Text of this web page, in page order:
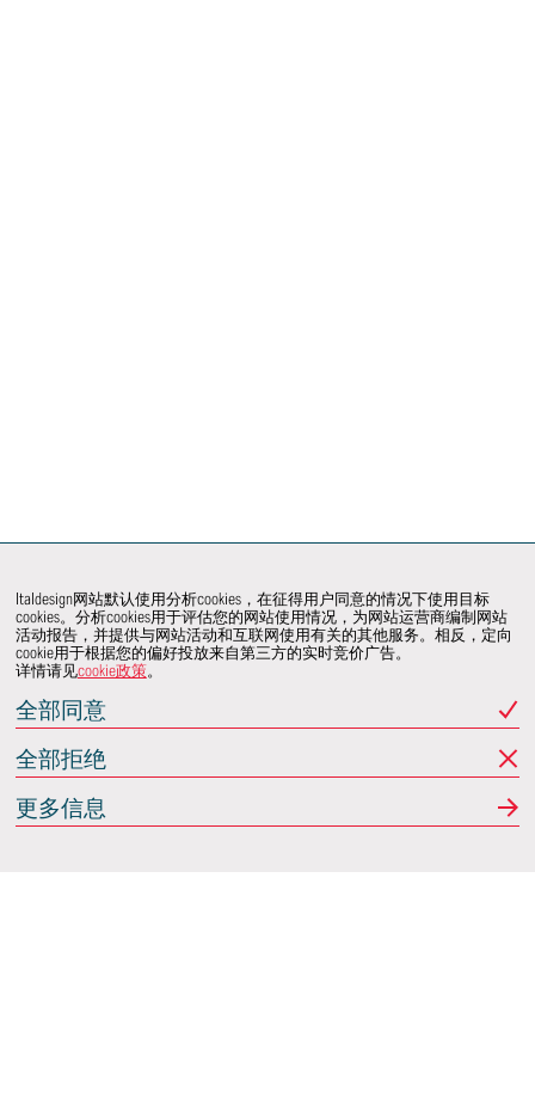
Italdesign网站默认使用分析cookies，在征得用户同意的情况下使用目标
cookies。分析cookies用于评估您的网站使用情况，为网站运营商编制网站
活动报告，并提供与网站活动和互联网使用有关的其他服务。相反，定向
cookie用于根据您的偏好投放来自第三方的实时竞价广告。
详情请见cookie政策。
全部同意
全部拒绝
更多信息